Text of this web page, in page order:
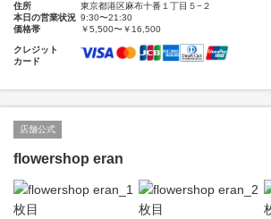
住所
東京都港区麻布十番１丁目５−２
本日の営業状況 9:30〜21:30
価格帯
￥5,500〜￥16,500
クレジット
カード
店舗公式
flowershop eran